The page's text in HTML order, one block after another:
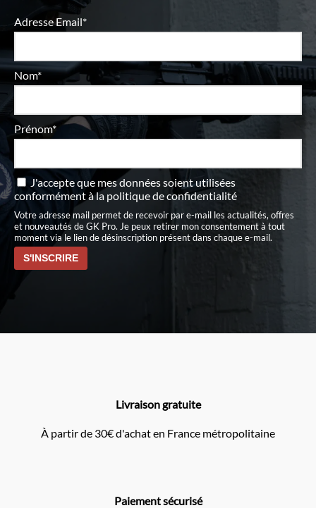
Adresse Email*
Nom*
Prénom*
J'accepte que mes données soient utilisées
conformément àla politique de confidentialité
Votre adresse mail permet de recevoir par e-mail les actualités, offres
et nouveautés de GK Pro. Je peux retirer mon consentement à tout
moment via le lien de désinscription présent dans chaque e-mail.
Livraison gratuite
À partir de 30€ d'achat en France métropolitaine
Paiement sécurisé